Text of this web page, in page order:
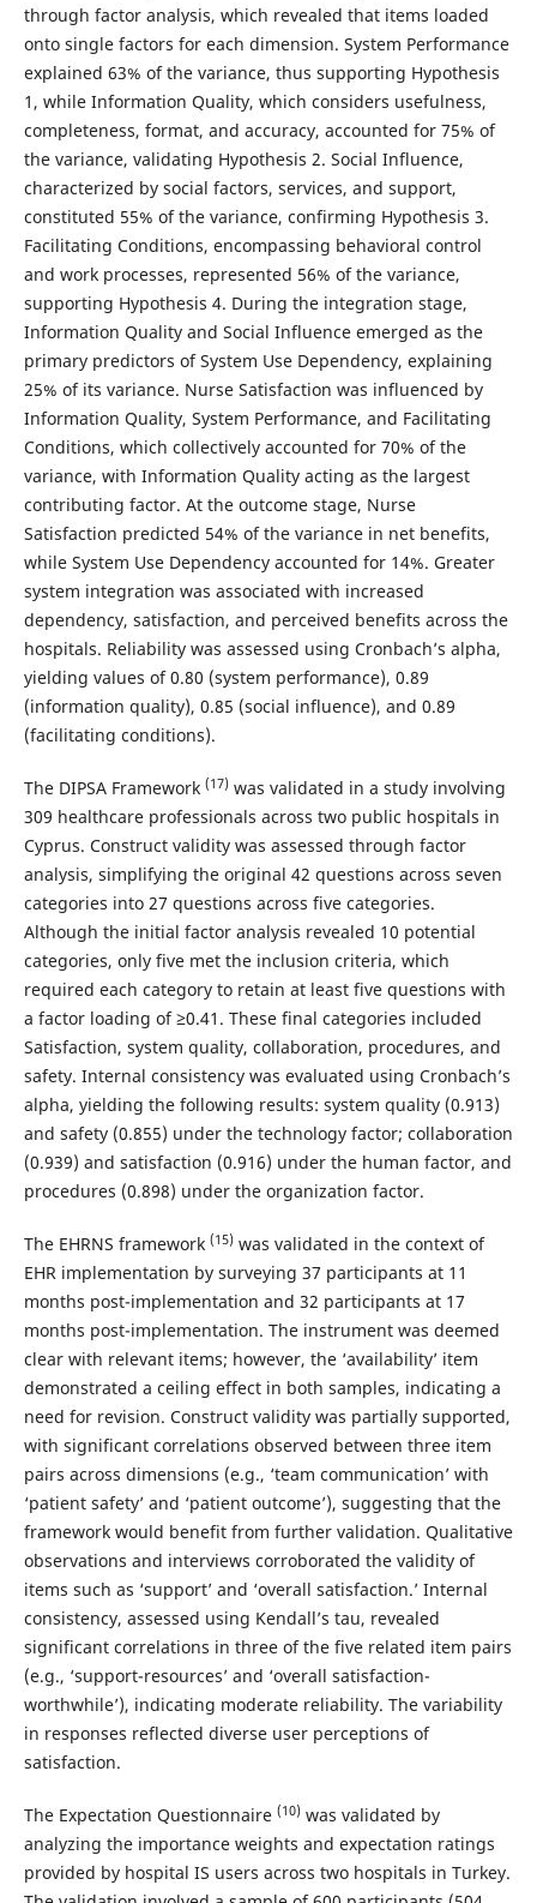
through factor analysis, which revealed that items loaded
onto single factors for each dimension. System Performance
explained 63% of the variance, thus supporting Hypothesis
1, while Information Quality, which considers usefulness,
completeness, format, and accuracy, accounted for 75% of
the variance, validating Hypothesis 2. Social Influence,
characterized by social factors, services, and support,
constituted 55% of the variance, confirming Hypothesis 3.
Facilitating Conditions, encompassing behavioral control
and work processes, represented 56% of the variance,
supporting Hypothesis 4. During the integration stage,
Information Quality and Social Influence emerged as the
primary predictors of System Use Dependency, explaining
25% of its variance. Nurse Satisfaction was influenced by
Information Quality, System Performance, and Facilitating
Conditions, which collectively accounted for 70% of the
variance, with Information Quality acting as the largest
contributing factor. At the outcome stage, Nurse
Satisfaction predicted 54% of the variance in net benefits,
while System Use Dependency accounted for 14%. Greater
system integration was associated with increased
dependency, satisfaction, and perceived benefits across the
hospitals. Reliability was assessed using Cronbach’s alpha,
yielding values of 0.80 (system performance), 0.89
(information quality), 0.85 (social influence), and 0.89
(facilitating conditions).
The DIPSA Framework (17)was validated in a study involving
309 healthcare professionals across two public hospitals in
Cyprus. Construct validity was assessed through factor
analysis, simplifying the original 42 questions across seven
categories into 27 questions across five categories.
Although the initial factor analysis revealed 10 potential
categories, only five met the inclusion criteria, which
required each category to retain at least five questions with
a factor loading of ≥0.41. These final categories included
Satisfaction, system quality, collaboration, procedures, and
safety. Internal consistency was evaluated using Cronbach’s
alpha, yielding the following results: system quality (0.913)
and safety (0.855) under the technology factor; collaboration
(0.939) and satisfaction (0.916) under the human factor, and
procedures (0.898) under the organization factor.
The EHRNS framework (15)was validated in the context of
EHR implementation by surveying 37 participants at 11
months post-implementation and 32 participants at 17
months post-implementation. The instrument was deemed
clear with relevant items; however, the ‘availability’ item
demonstrated a ceiling effect in both samples, indicating a
need for revision. Construct validity was partially supported,
with significant correlations observed between three item
pairs across dimensions (e.g., ‘team communication’ with
‘patient safety’ and ‘patient outcome’), suggesting that the
framework would benefit from further validation. Qualitative
observations and interviews corroborated the validity of
items such as ‘support’ and ‘overall satisfaction.’ Internal
consistency, assessed using Kendall’s tau, revealed
significant correlations in three of the five related item pairs
(e.g., ‘support-resources’ and ‘overall satisfaction-
worthwhile’), indicating moderate reliability. The variability
in responses reflected diverse user perceptions of
satisfaction.
The Expectation Questionnaire (10)was validated by
analyzing the importance weights and expectation ratings
provided by hospital IS users across two hospitals in Turkey.